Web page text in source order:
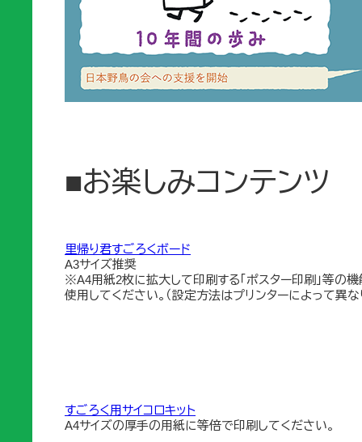
■お楽しみコンテンツ
里帰り君すごろくボード
A3サイズ推奨
※A4用紙2枚に拡大して印刷する「ポスター印刷」等の
使用してください。（設定方法はプリンターによって異な
すごろく用サイコロキット
A4サイズの厚手の用紙に等倍で印刷してください。